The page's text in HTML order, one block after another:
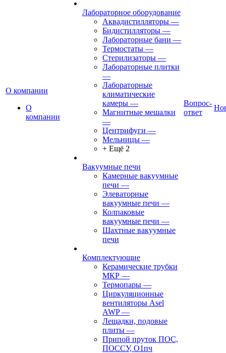
О компании
О
компании
Лабораторное оборудование
Аквадистилляторы —
Бидистилляторы —
Лабораторные бани —
Термостаты —
Стерилизаторы —
Лабораторные плитки
—
Лабораторные
климатические
камеры —
Магнитные мешалки
—
Центрифуги —
Мельницы —
+ Ещё 2
Вакуумные печи
Камерные вакуумные
печи —
Элеваторные
вакуумные печи —
Колпаковые
вакуумные печи —
Шахтные вакуумные
печи
Комплектующие
Керамические трубки
МКР —
Термопары —
Циркуляционные
вентиляторы Asel
AWP—
Лещадки, подовые
плиты —
Припой пруток ПОС,
ПОССУ, О1пч
Вопрос-
ответ